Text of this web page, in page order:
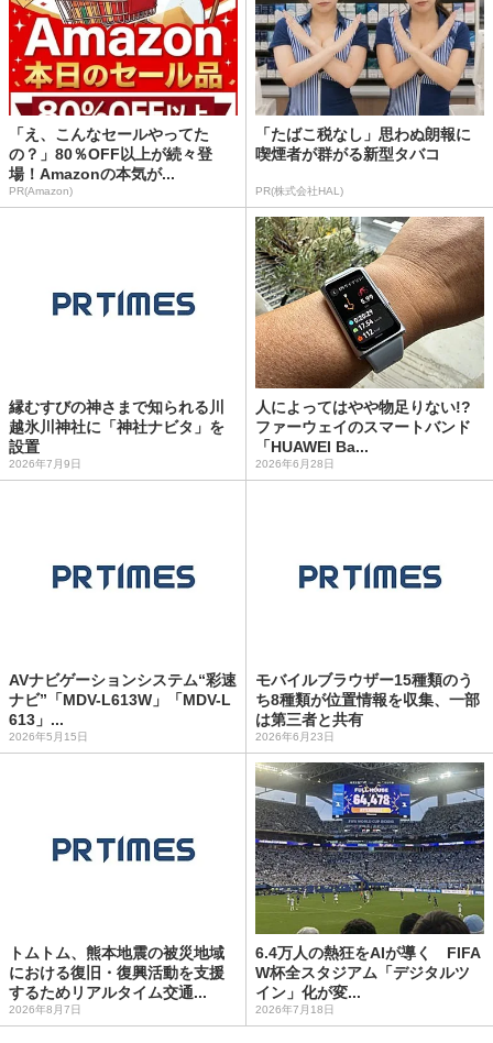
「え、こんなセールやってた
の？」80％OFF以上が続々登
場！Amazonの本気が...
PR(Amazon)
「たばこ税なし」思わぬ朗報に
喫煙者が群がる新型タバコ
PR(株式会社HAL)
縁むすびの神さまで知られる川
越氷川神社に「神社ナビタ」を
設置
2026年7月9日
人によってはやや物足りない!?
ファーウェイのスマートバンド
「HUAWEI Ba...
2026年6月28日
AVナビゲーションシステム“彩速
ナビ”「MDV-L613W」「MDV-L
613」...
2026年5月15日
モバイルブラウザー15種類のう
ち8種類が位置情報を収集、一部
は第三者と共有
2026年6月23日
トムトム、熊本地震の被災地域
における復旧・復興活動を支援
するためリアルタイム交通...
2026年8月7日
6.4万人の熱狂をAIが導く FIFA
W杯全スタジアム「デジタルツ
イン」化が変...
2026年7月18日